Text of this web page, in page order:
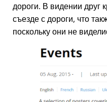
дороги. В видении друг
съезде с дороги, что
поскольку они не